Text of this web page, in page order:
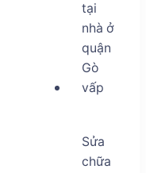
tại
nhà ở
quận
Gò
vấp
Sửa
chữa